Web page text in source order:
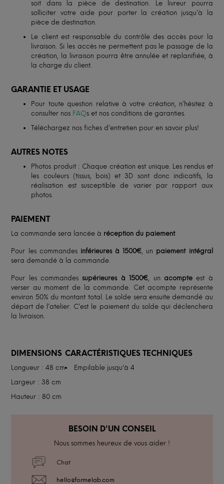
soit dans la pièce de destination. Le livreur pourra
solliciter votre aide pour porter la création jusqu’à la
pièce de destination.
Le client est responsable du contrôle des accès pour la
livraison. Si les accès ne permettent pas le passage de la
création, la livraison pourra être annulée et replanifiée, à
la charge du client.
GARANTIE ET USAGE
Pour toute question relative à votre création, n’hésitez à
consulter nos FAQs et nos conditions de garanties.
Téléchargez nos fiches d’entretien pour en savoir plus!
AUTRES NOTES
Photos produit : Chaque création est unique. Les rendus et
les couleurs (tissus, bois) et 3D sont donc indicatifs, la
réalisation est susceptible de varier par rapport aux
photos.
PAIEMENT
La commande sera lancée à réception du paiement.
Pour les commandes inférieures à 1500€, un paiement intégral
sera demandé à la commande.
Pour les commandessupérieures à 1500€, un acompteest à
verser au moment de la commande. Cet acompte représente
environ 50% du montant total. Le solde sera ensuite demandé au
départ de l’atelier. C’est le paiement du solde qui déclenchera
la livraison.
DIMENSIONS
Longueur : 48 cm
Largeur : 38 cm
Hauteur : 80 cm
CARACTÉRISTIQUES TECHNIQUES
Empilable jusqu'à 4
BESOIN D'UN CONSEIL
Nous sommes heureux de vous aider !
Chat
hello@formelab.com